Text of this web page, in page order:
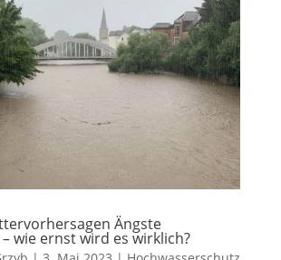
Ängste
wie ernst wird es wirklich?